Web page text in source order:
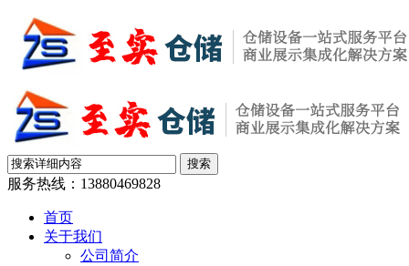
服务热线： 13880469828
首页
关于我们
公司简介